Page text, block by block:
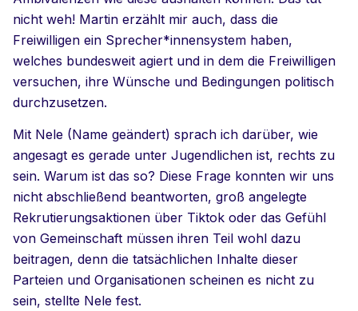
nicht weh! Martin erzählt mir auch, dass die
Freiwilligen ein Sprecher*innensystem haben,
welches bundesweit agiert und in dem die Freiwilligen
versuchen, ihre Wünsche und Bedingungen politisch
durchzusetzen.
Mit Nele (Name geändert) sprach ich darüber, wie
angesagt es gerade unter Jugendlichen ist, rechts zu
sein. Warum ist das so? Diese Frage konnten wir uns
nicht abschließend beantworten, groß angelegte
Rekrutierungsaktionen über Tiktok oder das Gefühl
von Gemeinschaft müssen ihren Teil wohl dazu
beitragen, denn die tatsächlichen Inhalte dieser
Parteien und Organisationen scheinen es nicht zu
sein, stellte Nele fest.